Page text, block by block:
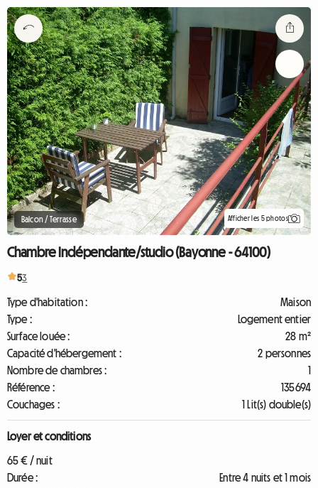
Balcon / Terrasse Afficher les 5 photos
Chambre Indépendante/studio (Bayonne - 64100)
53
Type d'habitation :
Maison
Type :
Logement entier
Surface louée :
28 m²
Capacité d'hébergement :
2 personnes
Nombre de chambres :
1
Référence :
135694
Couchages :
1 Lit(s) double(s)
Loyer et conditions
65 € / nuit
Durée :
Entre 4 nuits et 1 mois